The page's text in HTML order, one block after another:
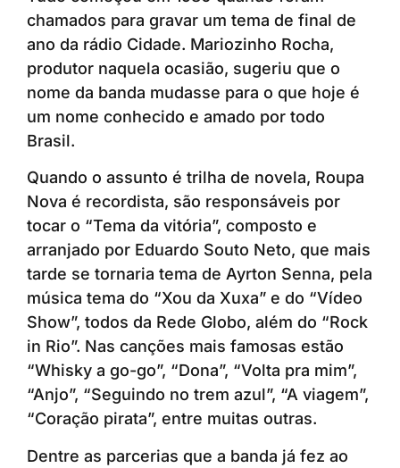
chamados para gravar um tema de final de
ano da rádio Cidade. Mariozinho Rocha,
produtor naquela ocasião, sugeriu que o
nome da banda mudasse para o que hoje é
um nome conhecido e amado por todo
Brasil.
Quando o assunto é trilha de novela, Roupa
Nova é recordista, são responsáveis por
tocar o “Tema da vitória”, composto e
arranjado por Eduardo Souto Neto, que mais
tarde se tornaria tema de Ayrton Senna, pela
música tema do “Xou da Xuxa” e do “Vídeo
Show”, todos da Rede Globo, além do “Rock
in Rio”. Nas canções mais famosas estão
“Whisky a go-go”, “Dona”, “Volta pra mim”,
“Anjo”, “Seguindo no trem azul”, “A viagem”,
“Coração pirata”, entre muitas outras.
Dentre as parcerias que a banda já fez ao